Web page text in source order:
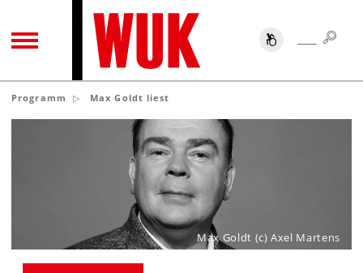
TOGGLE NAVIGATION SUCHE
Programm Max Goldt liest
Max Goldt (c) Axel Martens